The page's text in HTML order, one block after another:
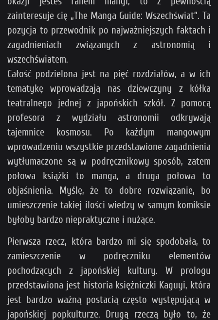
zainteresuje cię „The Manga Guide: Wszechświat”. Ta
pozycja to przewodnik po najważniejszych faktach i
zagadnieniach związanych z astronomią i
wszechświatem.
Całość podzielona jest na pięć rozdziałów, a w ich
tematykę wprowadzają nas dziewczyny z kółka
teatralnego jednej z japońskich szkół. Z pomocą
profesora z wydziału astronomii odkrywają
tajemnice kosmosu. Po każdym mangowym
wprowadzeniu wszystkie przedstawione zagadnienia
wytłumaczone są w podręcznikowy sposób, zatem
połowa książki to manga, a druga połowa to
objaśnienia. Myślę, że to dobre rozwiązanie, bo
umieszczenie takiej ilości wiedzy w samym komiksie
byłoby bardzo niepraktyczne i nużące.
Pierwsza rzecz, która bardzo mi się spodobała, to
zamieszczenie w podręczniku elementów
pochodzących z japońskiej kultury. W prologu
przedstawiona jest historia księżniczki Kaguyi, która
jest bardzo ważną postacią często występującą w
japońskiej popkulturze. Drugą rzeczą było to, że